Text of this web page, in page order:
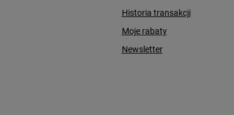
Historia transakcji
Moje rabaty
Newsletter